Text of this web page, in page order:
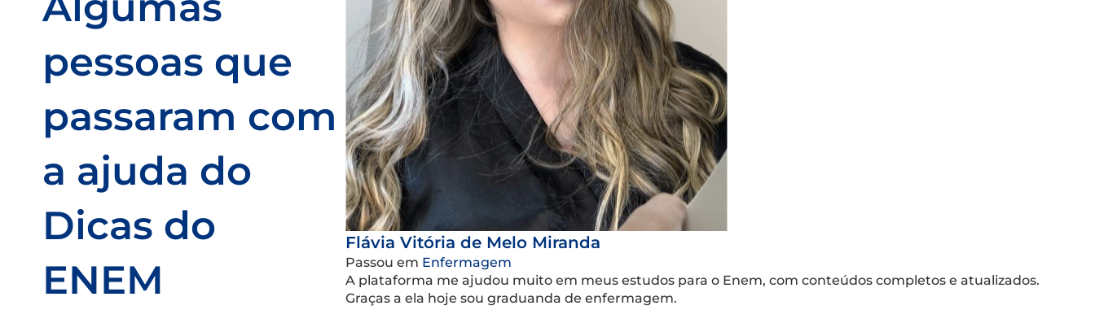
pessoas que
passaram com
a ajuda do
Dicas do
ENEM
Flávia Vitória de Melo Miranda
Passou em Enfermagem
A plataforma me ajudou muito em meus estudos para o Enem, com conteúdos completos e atualizados.
Graças a ela hoje sou graduanda de enfermagem.